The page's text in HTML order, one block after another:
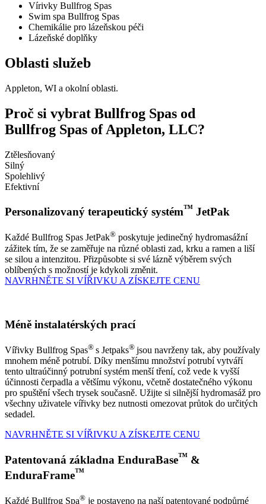
Vírivky Bullfrog Spas
Swim spa Bullfrog Spas
Chemikálie pro lázeňskou péči
Lázeňské doplňky
Oblasti služeb
Appleton, WI a okolní oblasti.
Proč si vybrat Bullfrog Spas od
Bullfrog Spas of Appleton, LLC?
Ztělesňovaný
Silný
Spolehlivý
Efektivní
Personalizovaný terapeutický systém™ JetPak
Každé Bullfrog Spas JetPak® poskytuje jedinečný hydromasážní
zážitek tím, že se zaměřuje na různé oblasti zad, krku a ramen a liší
se silou a intenzitou. Přizpůsobte si své lázně výběrem svých
oblíbených s možností je kdykoli změnit.
NAVRHNĚTE SI VÍŘIVKU A ZÍSKEJTE CENU
Méně instalatérských prací
Vířivky Bullfrog Spas® s Jetpaks® jsou navrženy tak, aby používaly
mnohem méně potrubí. Díky menšímu množství potrubí vytváří
tento ultraúčinný potrubní systém menší tření, což vede k vyšší
účinnosti čerpadla a většímu výkonu, včetně dostatečného výkonu
pro spuštění všech trysek současně. Užijte si silnější hydromasáž pro
všechny uživatele vířivky bez nutnosti omezovat průtok do určitých
sedadel.
NAVRHNĚTE SI VÍŘIVKU A ZÍSKEJTE CENU
Patentovaná základna EnduraBase™ &
EnduraFrame™
Každé Bullfrog Spa® je postaveno na naší patentované podpůrné